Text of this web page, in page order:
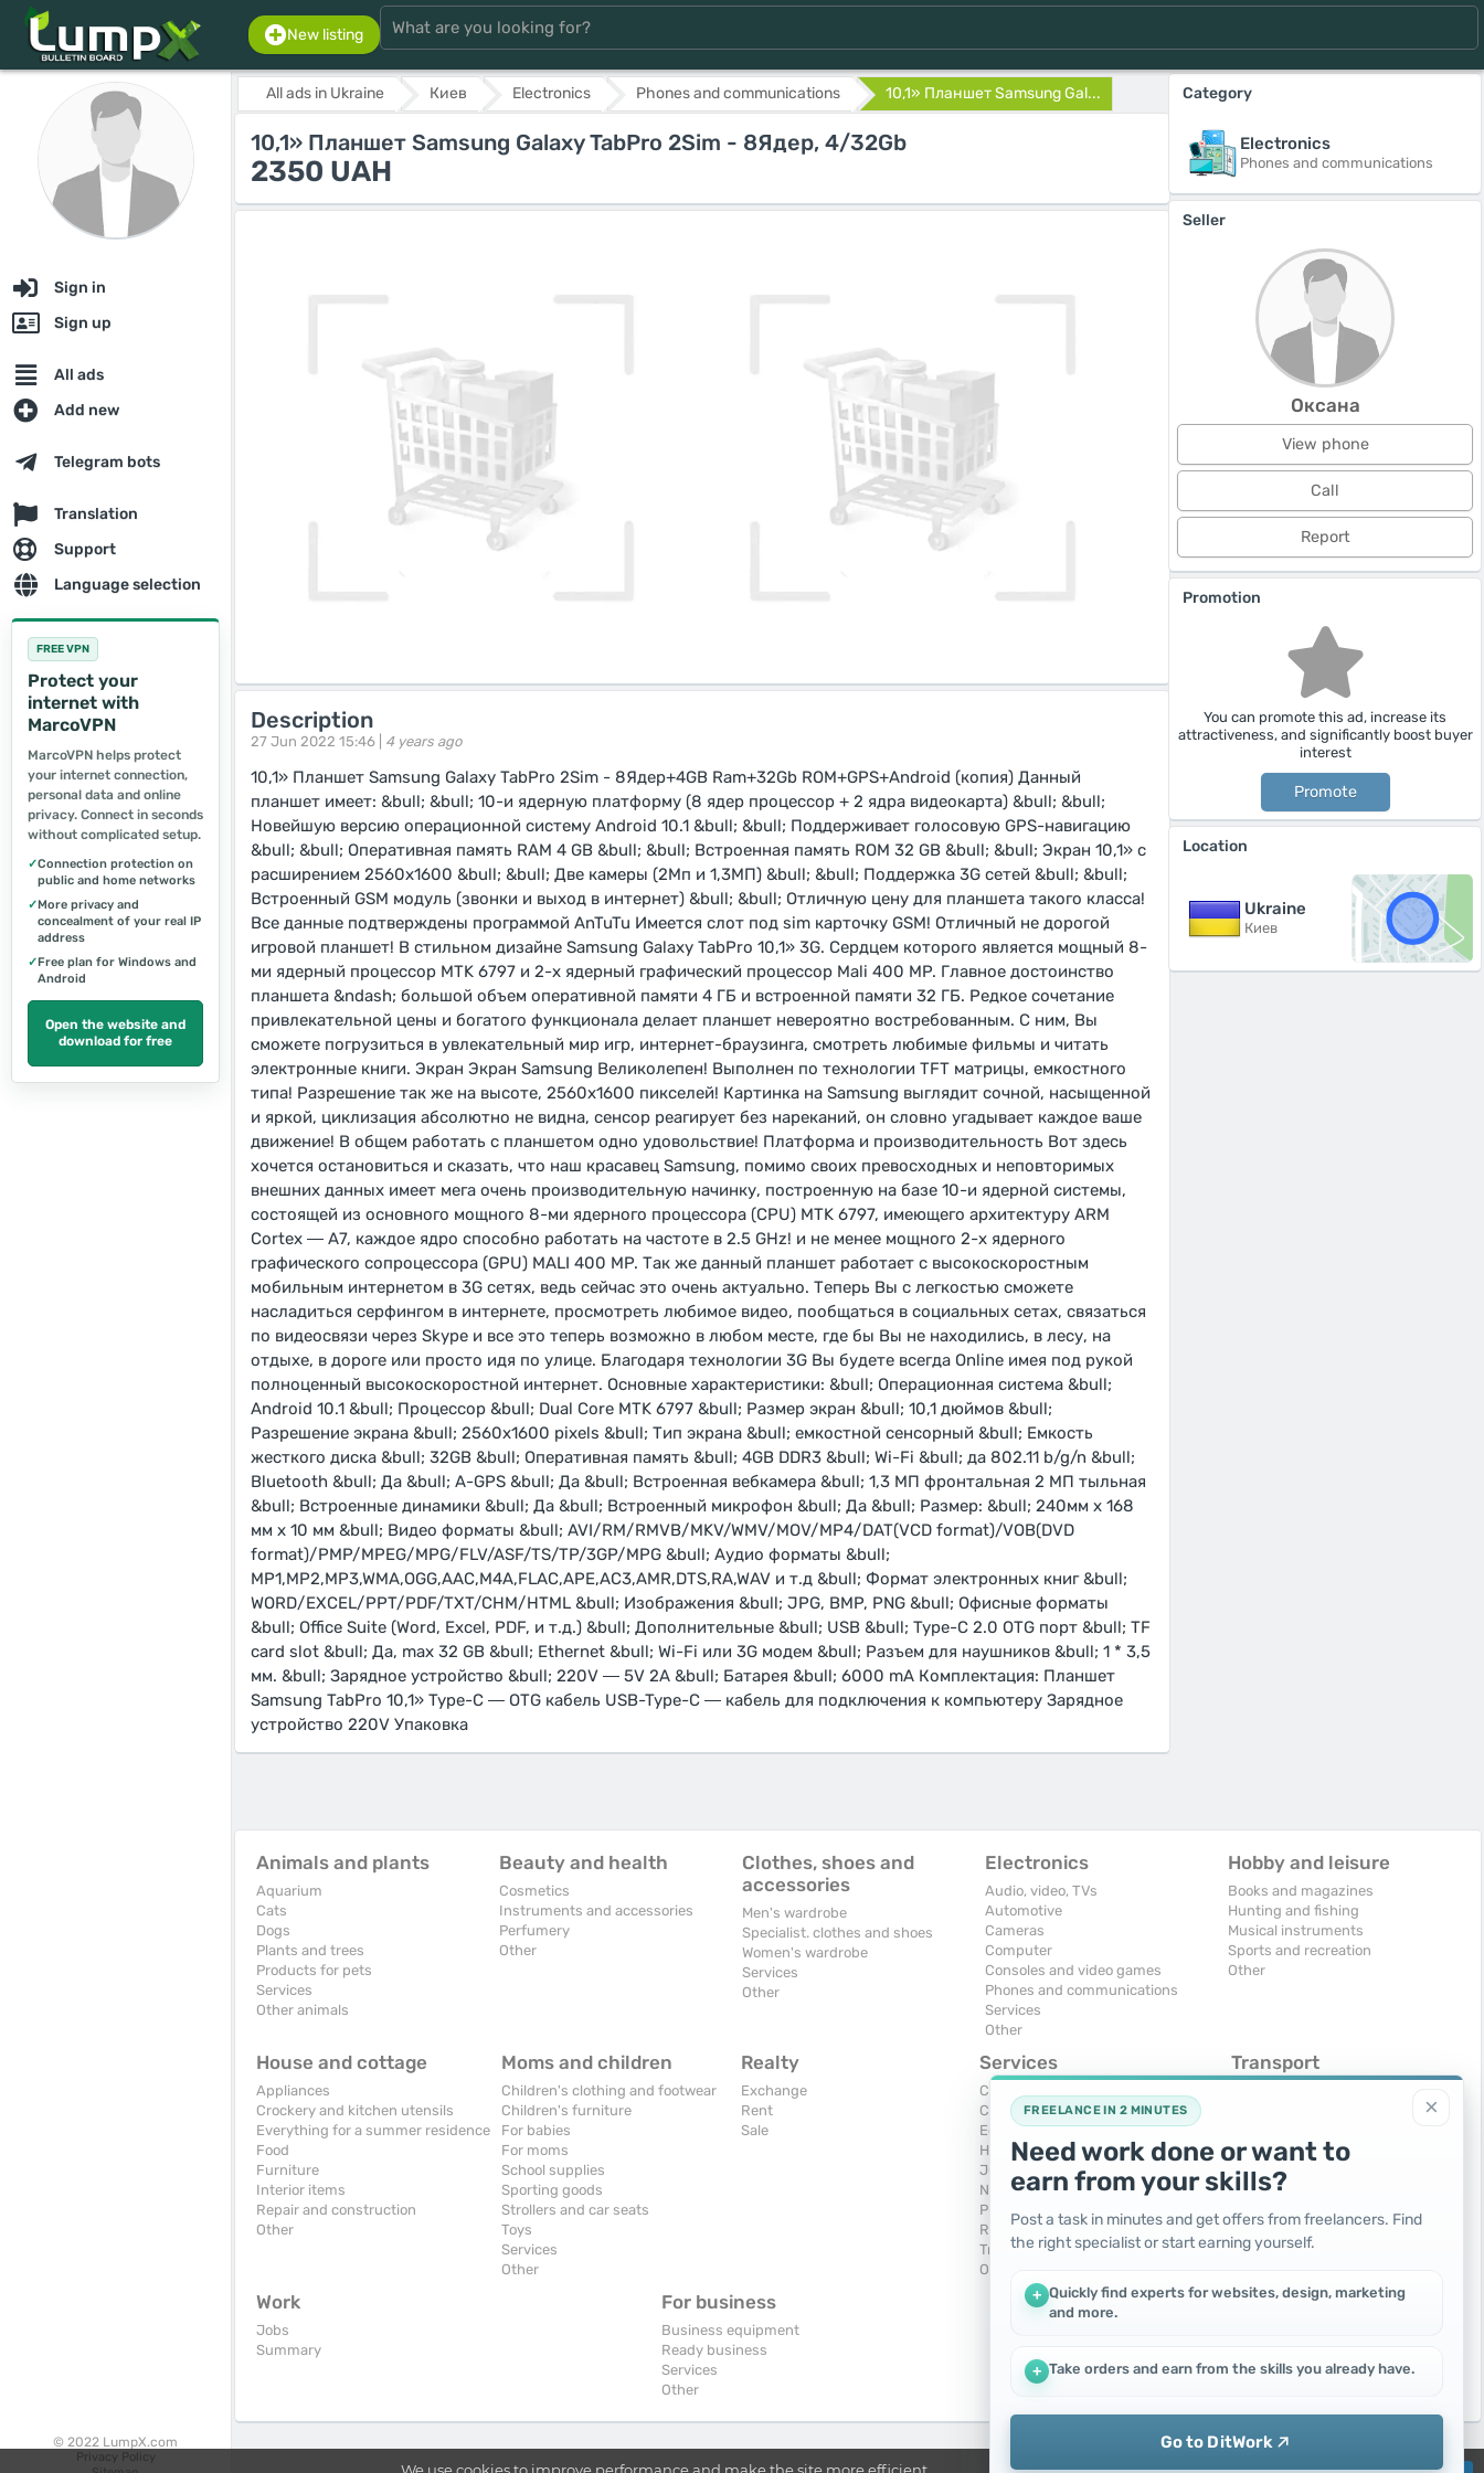
New listing
Sign in
Sign up
All ads
Add new
Telegram bots
Translation
Support
Language selection
FREE VPN
Protect your
internet with
MarcoVPN
MarcoVPN helps protect
your internet connection,
personal data and online
privacy. Connect in seconds
without complicated setup.
✓Connection protection on
public and home networks
✓More privacy and
concealment of your real IP
address
✓Free plan for Windows and
Android
Open the website and
download for free
© 2022 LumpX.com
Privacy Policy
All ads in Ukraine Киев Electronics Phones and communications 10,1» Планшет Samsung Gal...
10,1» Планшет Samsung Galaxy TabPro 2Sim - 8Ядер, 4/32Gb
2350 UAH
Description
27 Jun 2022 15:46 | 4 years ago
10,1» Планшет Samsung Galaxy TabPro 2Sim - 8Ядер+4GB Ram+32Gb ROM+GPS+Android (копия) Данный
планшет имеет: &bull; &bull; 10-и ядерную платформу (8 ядер процессор + 2 ядра видеокарта) &bull; &bull;
Новейшую версию операционной систему Android 10.1 &bull; &bull; Поддерживает голосовую GPS-навигацию
&bull; &bull; Оперативная память RAM 4 GB &bull; &bull; Встроенная память ROM 32 GB &bull; &bull; Экран 10,1» с
расширением 2560х1600 &bull; &bull; Две камеры (2Мп и 1,3МП) &bull; &bull; Поддержка 3G сетей &bull; &bull;
Встроенный GSM модуль (звонки и выход в интернет) &bull; &bull; Отличную цену для планшета такого класса!
Все данные подтверждены программой AnTuTu Имеется слот под sim карточку GSM! Отличный не дорогой
игровой планшет! В стильном дизайне Samsung Galaxy TabPro 10,1» 3G. Сердцем которого является мощный 8-
ми ядерный процессор MTK 6797 и 2-х ядерный графический процессор Mali 400 MP. Главное достоинство
планшета &ndash; большой объем оперативной памяти 4 ГБ и встроенной памяти 32 ГБ. Редкое сочетание
привлекательной цены и богатого функционала делает планшет невероятно востребованным. С ним, Вы
сможете погрузиться в увлекательный мир игр, интернет-браузинга, смотреть любимые фильмы и читать
электронные книги. Экран Экран Samsung Великолепен! Выполнен по технологии TFT матрицы, емкостного
типа! Разрешение так же на высоте, 2560х1600 пикселей! Картинка на Samsung выглядит сочной, насыщенной
и яркой, циклизация абсолютно не видна, сенсор реагирует без нареканий, он словно угадывает каждое ваше
движение! В общем работать с планшетом одно удовольствие! Платформа и производительность Вот здесь
хочется остановиться и сказать, что наш красавец Samsung, помимо своих превосходных и неповторимых
внешних данных имеет мега очень производительную начинку, построенную на базе 10-и ядерной системы,
состоящей из основного мощного 8-ми ядерного процессора (CPU) MTK 6797, имеющего архитектуру ARM
Cortex ― A7, каждое ядро способно работать на частоте в 2.5 GHz! и не менее мощного 2-х ядерного
графического сопроцессора (GPU) MALI 400 MP. Так же данный планшет работает с высокоскоростным
мобильным интернетом в 3G сетях, ведь сейчас это очень актуально. Теперь Вы с легкостью сможете
насладиться серфингом в интернете, просмотреть любимое видео, пообщаться в социальных сетах, связаться
по видеосвязи через Skype и все это теперь возможно в любом месте, где бы Вы не находились, в лесу, на
отдыхе, в дороге или просто идя по улице. Благодаря технологии 3G Вы будете всегда Online имея под рукой
полноценный высокоскоростной интернет. Основные характеристики: &bull; Операционная система &bull;
Android 10.1 &bull; Процессор &bull; Dual Core MTK 6797 &bull; Размер экран &bull; 10,1 дюймов &bull;
Разрешение экрана &bull; 2560х1600 pixels &bull; Тип экрана &bull; емкостной сенсорный &bull; Емкость
жесткого диска &bull; 32GB &bull; Оперативная память &bull; 4GB DDR3 &bull; Wi-Fi &bull; да 802.11 b/g/n &bull;
Bluetooth &bull; Да &bull; A-GPS &bull; Да &bull; Встроенная вебкамера &bull; 1,3 МП фронтальная 2 МП тыльная
&bull; Встроенные динамики &bull; Да &bull; Встроенный микрофон &bull; Да &bull; Размер: &bull; 240мм x 168
мм x 10 мм &bull; Видео форматы &bull; AVI/RM/RMVB/MKV/WMV/MOV/MP4/DAT(VCD format)/VOB(DVD
format)/PMP/MPEG/MPG/FLV/ASF/TS/TP/3GP/MPG &bull; Аудио форматы &bull;
MP1,MP2,MP3,WMA,OGG,AAC,M4A,FLAC,APE,AC3,AMR,DTS,RA,WAV и т.д &bull; Формат электронных книг &bull;
WORD/EXCEL/PPT/PDF/TXT/CHM/HTML &bull; Изображения &bull; JPG, BMP, PNG &bull; Офисные форматы
&bull; Office Suite (Word, Excel, PDF, и т.д.) &bull; Дополнительные &bull; USB &bull; Type-C 2.0 OTG порт &bull; TF
card slot &bull; Да, max 32 GB &bull; Ethernet &bull; Wi-Fi или 3G модем &bull; Разъем для наушников &bull; 1 * 3,5
мм. &bull; Зарядное устройство &bull; 220V ― 5V 2А &bull; Батарея &bull; 6000 mA Комплектация: Планшет
Samsung TabPro 10,1» Type-C ― OTG кабель USB-Type-C ― кабель для подключения к компьютеру Зарядное
устройство 220V Упаковка
Category
Electronics
Phones and communications
Seller
Оксана
View phone
Call
Report
Promotion
You can promote this ad, increase its
attractiveness, and significantly boost buyer
interest
Promote
Location
Ukraine
Киев
Animals and plants
Aquarium
Cats
Dogs
Plants and trees
Products for pets
Services
Other animals
Beauty and health
Cosmetics
Instruments and accessories
Perfumery
Other
Clothes, shoes and
accessories
Men's wardrobe
Specialist. clothes and shoes
Women's wardrobe
Services
Other
Electronics
Audio, video, TVs
Automotive
Cameras
Computer
Consoles and video games
Phones and communications
Services
Other
Hobby and leisure
Books and magazines
Hunting and fishing
Musical instruments
Sports and recreation
Other
House and cottage
Appliances
Crockery and kitchen utensils
Everything for a summer residence
Food
Furniture
Interior items
Repair and construction
Other
Moms and children
Children's clothing and footwear
Children's furniture
For babies
For moms
School supplies
Sporting goods
Strollers and car seats
Toys
Services
Other
Realty
Exchange
Rent
Sale
Services
Computers, Internet
Construction and repair
Education and tutoring
Holidays and events
Juristic services
Nurses, maids
Photographing and video filming
Repair and installation of equipment
Transportation and transport
Other services
Transport
Moto
Services
Spare parts and accessories
Trucks and special vehicles
Yachts, boats, kayaks
Other vehicles
Work
Jobs
Summary
For business
Business equipment
Ready business
Services
Other
Free
I will give for free
×
FREELANCE IN 2 MINUTES
Need work done or want to
earn from your skills?
Post a task in minutes and get offers from freelancers. Find
the right specialist or start earning yourself.
+ Quickly find experts for websites, design, marketing
and more.
+ Take orders and earn from the skills you already have.
Go to DitWork